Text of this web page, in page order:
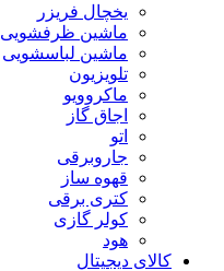
یخچال فریزر
ماشین ظرفشویی
ماشین لباسشویی
تلویزیون
ماکروویو
اجاق گاز
اتو
جاروبرقی
قهوه ساز
کتری برقی
کولر گازی
هود
کالای دیجیتال